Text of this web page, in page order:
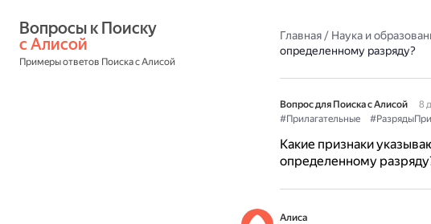
с Алисой
Примеры ответов Поиска с Алисой
Главная/ Наука и
определенному разряду?
Вопрос для Поиска с Алисой
8
#Прилагательные
Какие признаки
определенному
Алиса